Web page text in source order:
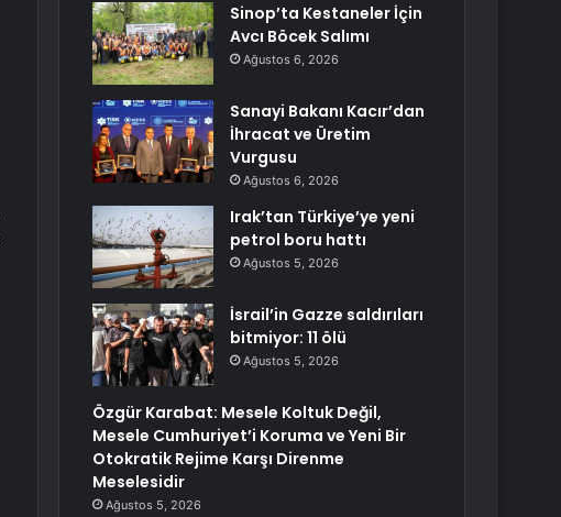
Sinop’ta Kestaneler İçin
Avcı Böcek Salımı
Ağustos 6, 2026
Sanayi Bakanı Kacır’dan
İhracat ve Üretim
Vurgusu
Ağustos 6, 2026
Irak’tan Türkiye’ye yeni
petrol boru hattı
Ağustos 5, 2026
İsrail’in Gazze saldırıları
bitmiyor: 11 ölü
Ağustos 5, 2026
Özgür Karabat: Mesele Koltuk Değil,
Mesele Cumhuriyet’i Koruma ve Yeni Bir
Otokratik Rejime Karşı Direnme
Meselesidir
Ağustos 5, 2026